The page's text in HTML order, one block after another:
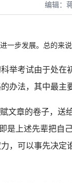
编辑：
步发展。总的来说
考试由于处在
办法，其中最主
章的卷子，送
是上述先辈把
，可以事先决